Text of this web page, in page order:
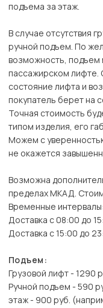
подъема за этаж.
В случае отсутствия
ручной подъем. По
возможность, подъем
пассажирском лифте.
состояние лифта и
покупатель берет на
Точная стоимость
типом изделия, его
Можем с
не окажется
Возможна
пределах МКАД.
Временные интервалы:
Доставка с 08:00 до
Доставка с 15:00 до
Подъем:
Грузовой лифт - 1290
Ручной подъем - 590
этаж - 900 руб.